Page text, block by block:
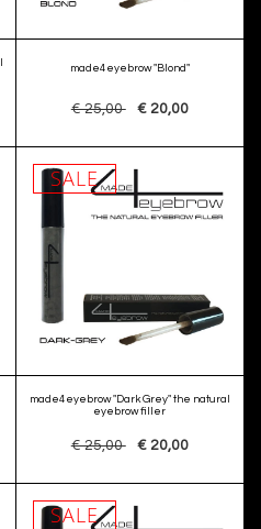
made4eyebrow "Blond"
€ 25,00 € 20,00
SALE
made4eyebrow "Dark Grey" the natural
eyebrow filler
€ 25,00 € 20,00
SALE